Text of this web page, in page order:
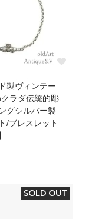
製ヴィンテー
ラダ伝統的彫
グシルバー製
/ブレスレット
SOLD OUT